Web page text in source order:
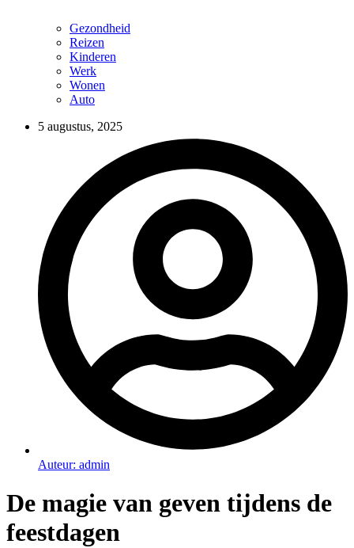
Gezondheid
Reizen
Kinderen
Werk
Wonen
Auto
5 augustus, 2025
Auteur: admin
De magie van geven tijdens de
feestdagen